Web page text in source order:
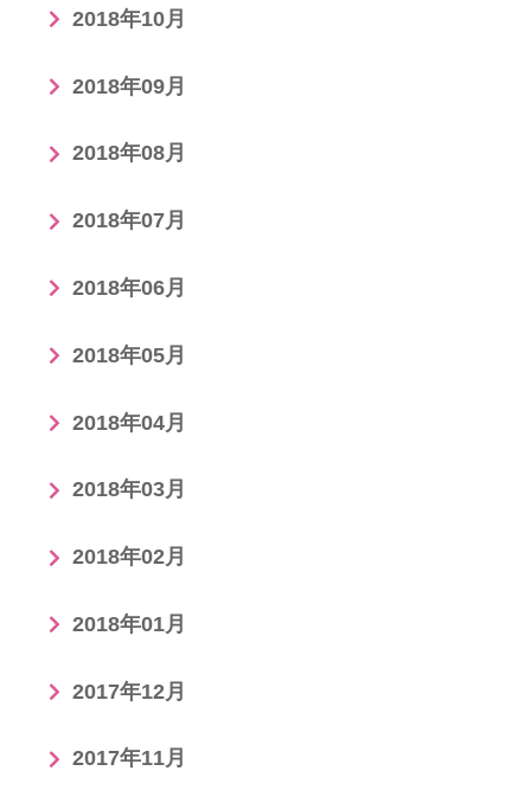
2018年10月
2018年09月
2018年08月
2018年07月
2018年06月
2018年05月
2018年04月
2018年03月
2018年02月
2018年01月
2017年12月
2017年11月